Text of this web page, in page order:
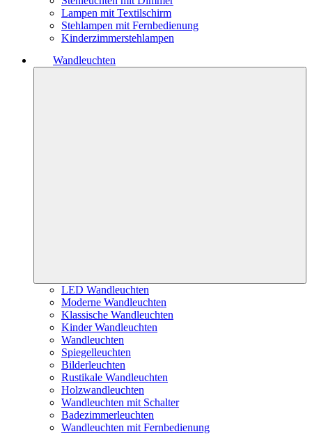
Lampen mit Textilschirm
Stehlampen mit Fernbedienung
Kinderzimmerstehlampen
Wandleuchten
LED Wandleuchten
Moderne Wandleuchten
Klassische Wandleuchten
Kinder Wandleuchten
Wandleuchten
Spiegelleuchten
Bilderleuchten
Rustikale Wandleuchten
Holzwandleuchten
Wandleuchten mit Schalter
Badezimmerleuchten
Wandleuchten mit Fernbedienung